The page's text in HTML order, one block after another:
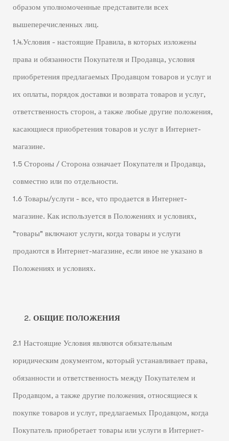
образом уполномоченные представители всех
вышеперечисленных лиц.
1.4.Условия - настоящие Правила, в которых изложены
права и обязанности Покупателя и Продавца, условия
приобретения предлагаемых Продавцом товаров и услуг и
их оплаты, порядок доставки и возврата товаров и услуг,
ответственность сторон, а также любые другие положения,
касающиеся приобретения товаров и услуг в Интернет-
магазине.
1.5 Стороны / Сторона означает Покупателя и Продавца,
совместно или по отдельности.
1.6 Товары/услуги - все, что продается в Интернет-
магазине. Как используется в Положениях и условиях,
"товары" включают услуги, когда товары и услуги
продаются в Интернет-магазине, если иное не указано в
Положениях и условиях.
ОБЩИЕ ПОЛОЖЕНИЯ
2.1 Настоящие Условия являются обязательным
юридическим документом, который устанавливает права,
обязанности и ответственность между Покупателем и
Продавцом, а также другие положения, относящиеся к
покупке товаров и услуг, предлагаемых Продавцом, когда
Покупатель приобретает товары или услуги в Интернет-